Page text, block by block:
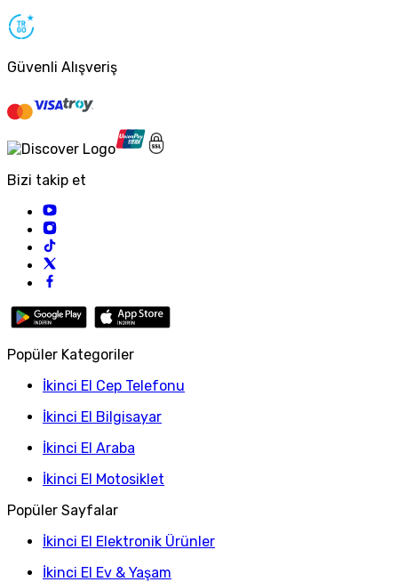
Güvenli Alışveriş
Bizi takip et
Popüler Kategoriler
İkinci El Cep Telefonu
İkinci El Bilgisayar
İkinci El Araba
İkinci El Motosiklet
Popüler Sayfalar
İkinci El Elektronik Ürünler
İkinci El Ev & Yaşam